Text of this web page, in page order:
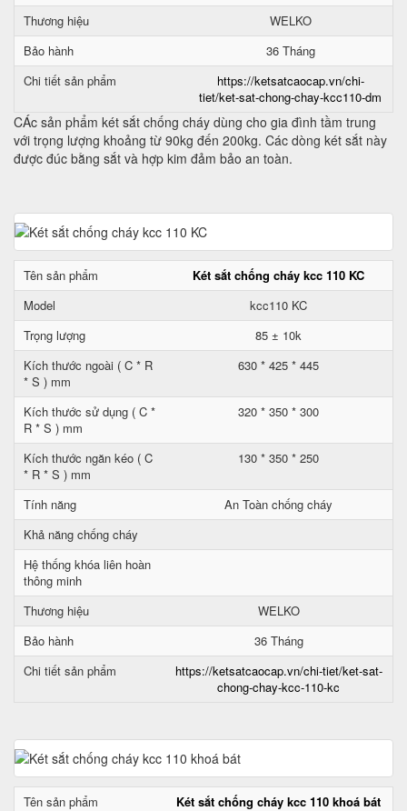
Thương hiệu
WELKO
Bảo hành
36 Tháng
Chi tiết sản phẩm
https://ketsatcaocap.vn/chi-
tiet/ket-sat-chong-chay-kcc110-dm
CÁc sản phẩm két sắt chống cháy dùng cho gia đình tầm trung
với trọng lượng khoảng từ 90kg đến 200kg. Các dòng két sắt này
được đúc bằng sắt và hợp kim đảm bảo an toàn.
Tên sản phẩm
Két sắt chống cháy kcc 110 KC
Model
kcc110 KC
Trọng lượng
85 ± 10k
Kích thước ngoài ( C * R
* S ) mm
630 * 425 * 445
Kích thước sử dụng ( C *
R * S ) mm
320 * 350 * 300
Kích thước ngăn kéo ( C
* R * S ) mm
130 * 350 * 250
Tính năng
An Toàn chống cháy
Khả năng chống cháy
Hệ thống khóa liên hoàn
thông minh
Thương hiệu
WELKO
Bảo hành
36 Tháng
Chi tiết sản phẩm
https://ketsatcaocap.vn/chi-tiet/ket-sat-
chong-chay-kcc-110-kc
Tên sản phẩm
Két sắt chống cháy kcc 110 khoá bát